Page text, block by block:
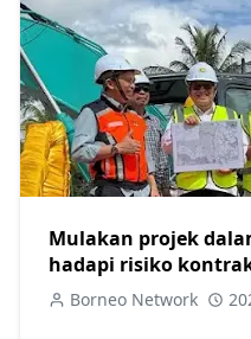
Mulakan projek
hadapi risiko
Borneo Network